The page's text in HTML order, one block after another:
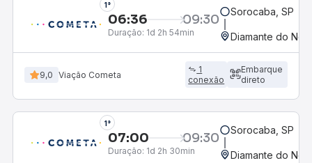
1°
06:36 09:30
Duração: 1d 2h 54min
Sorocaba, SP
Diamante do
9,0 Viação Cometa
1
conexão
Embarque
direto
1°
07:00 09:30
Duração: 1d 2h 30min
Sorocaba, SP
Diamante do